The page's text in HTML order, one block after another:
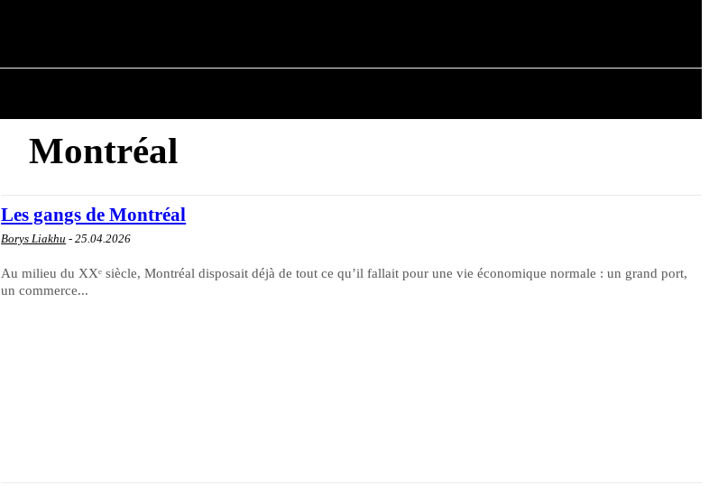
Montréal
Les gangs de Montréal
Borys Liakhu - 25.04.2026
Au milieu du XXᵉ siècle, Montréal disposait déjà de tout ce qu’il fallait pour une vie économique normale : un grand port,
un commerce...